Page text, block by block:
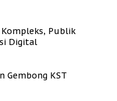
Publik
Digital
Gembong KST